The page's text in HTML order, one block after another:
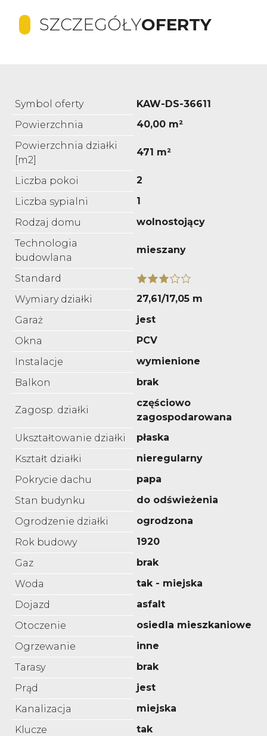
SZCZEGÓŁYOFERTY
Symbol oferty
KAW-DS-36611
Powierzchnia
40,00 m²
Powierzchnia działki
[m2]
471 m²
Liczba pokoi
2
Liczba sypialni
1
Rodzaj domu
wolnostojący
Technologia
budowlana
mieszany
Standard
Wymiary działki
27,61/17,05 m
Garaż
jest
Okna
PCV
Instalacje
wymienione
Balkon
brak
Zagosp. działki
częściowo
zagospodarowana
Ukształtowanie działki
płaska
Kształt działki
nieregularny
Pokrycie dachu
papa
Stan budynku
do odświeżenia
Ogrodzenie działki
ogrodzona
Rok budowy
1920
Gaz
brak
Woda
tak - miejska
Dojazd
asfalt
Otoczenie
osiedla mieszkaniowe
Ogrzewanie
inne
Tarasy
brak
Prąd
jest
Kanalizacja
miejska
Klucze
tak